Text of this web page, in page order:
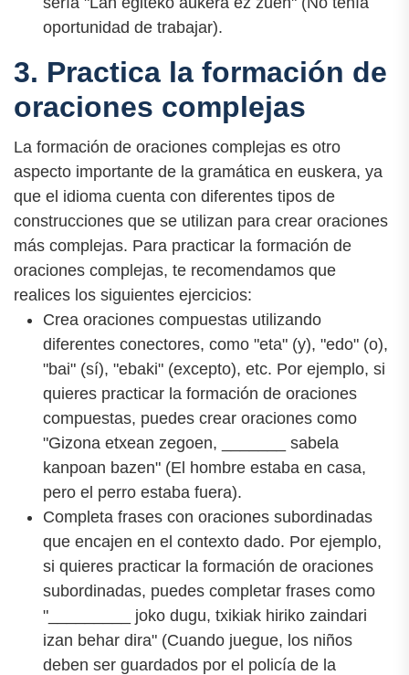
oportunidad de trabajar).
3. Practica la formación de
oraciones complejas
La formación de oraciones complejas es otro
aspecto importante de la gramática en euskera, ya
que el idioma cuenta con diferentes tipos de
construcciones que se utilizan para crear oraciones
más complejas. Para practicar la formación de
oraciones complejas, te recomendamos que
realices los siguientes ejercicios:
Crea oraciones compuestas utilizando
diferentes conectores, como "eta" (y), "edo" (o),
"bai" (sí), "ebaki" (excepto), etc. Por ejemplo, si
quieres practicar la formación de oraciones
compuestas, puedes crear oraciones como
"Gizona etxean zegoen, _______ sabela
kanpoan bazen" (El hombre estaba en casa,
pero el perro estaba fuera).
Completa frases con oraciones subordinadas
que encajen en el contexto dado. Por ejemplo,
si quieres practicar la formación de oraciones
subordinadas, puedes completar frases como
"_________ joko dugu, txikiak hiriko zaindari
izan behar dira" (Cuando juegue, los niños
deben ser guardados por el policía de la